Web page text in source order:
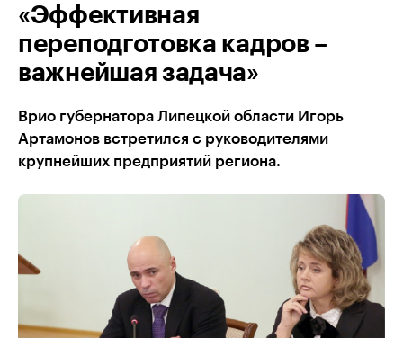
«Эффективная
переподготовка кадров –
важнейшая задача»
Врио губернатора Липецкой области Игорь
Артамонов встретился с руководителями
крупнейших предприятий региона.